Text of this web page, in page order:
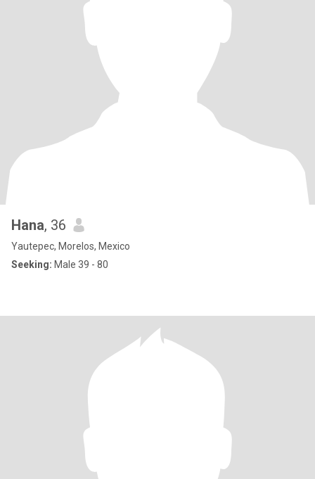
Hana, 36
Yautepec, Morelos, Mexico
Seeking: Male 39 - 80